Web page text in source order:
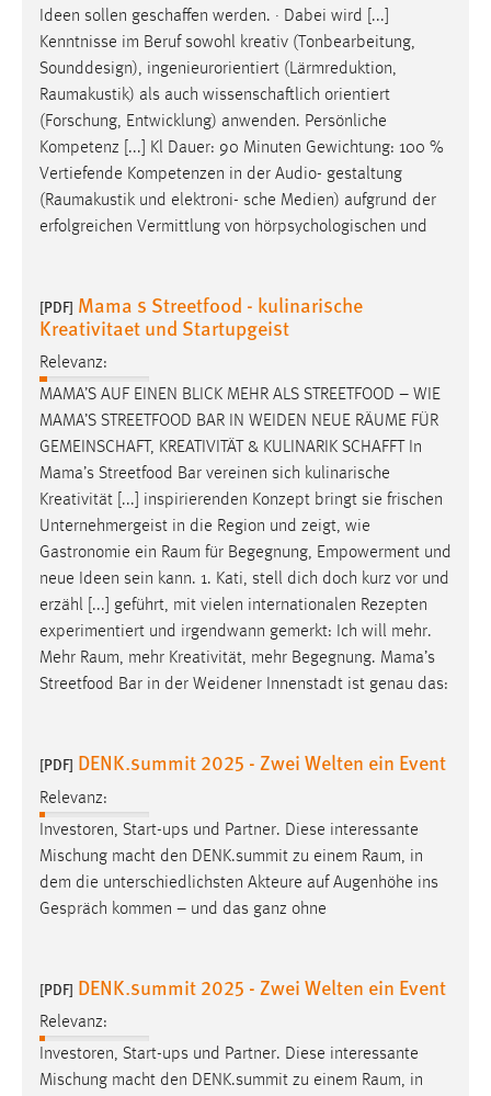
Ideen sollen geschaffen werden. · Dabei wird [...]
Kenntnisse im Beruf sowohl kreativ (Tonbearbeitung,
Sounddesign), ingenieurorientiert (Lärmreduktion,
Raumakustik) als auch wissenschaftlich orientiert
(Forschung, Entwicklung) anwenden. Persönliche
Kompetenz [...] Kl Dauer: 90 Minuten Gewichtung: 100 %
Vertiefende Kompetenzen in der Audio- gestaltung
(Raumakustik und elektroni- sche Medien) aufgrund der
erfolgreichen Vermittlung von hörpsychologischen und
[PDF] Mama s Streetfood - kulinarische
Kreativitaet und Startupgeist
Relevanz:
MAMA’S AUF EINEN BLICK MEHR ALS STREETFOOD – WIE
MAMA’S STREETFOOD BAR IN WEIDEN NEUE RÄUME FÜR
GEMEINSCHAFT, KREATIVITÄT & KULINARIK SCHAFFT In
Mama’s Streetfood Bar vereinen sich kulinarische
Kreativität [...] inspirierenden Konzept bringt sie frischen
Unternehmergeist in die Region und zeigt, wie
Gastronomie ein Raum für Begegnung, Empowerment und
neue Ideen sein kann. 1. Kati, stell dich doch kurz vor und
erzähl [...] geführt, mit vielen internationalen Rezepten
experimentiert und irgendwann gemerkt: Ich will mehr.
Mehr Raum, mehr Kreativität, mehr Begegnung. Mama’s
Streetfood Bar in der Weidener Innenstadt ist genau das:
[PDF] DENK.summit 2025 - Zwei Welten ein Event
Relevanz:
Investoren, Start-ups und Partner. Diese interessante
Mischung macht den DENK.summit zu einem Raum, in
dem die unterschiedlichsten Akteure auf Augenhöhe ins
Gespräch kommen – und das ganz ohne
[PDF] DENK.summit 2025 - Zwei Welten ein Event
Relevanz:
Investoren, Start-ups und Partner. Diese interessante
Mischung macht den DENK.summit zu einem Raum, in